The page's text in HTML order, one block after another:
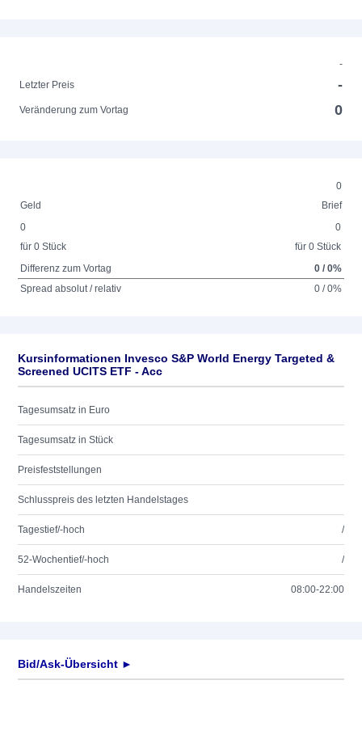
-
Letzter Preis
-
Veränderung zum Vortag 0
0
Geld
Brief
0
für 0 Stück
0
für 0 Stück
Differenz zum Vortag
0 / 0%
Spread absolut / relativ
0 / 0%
Kursinformationen Invesco S&P World Energy Targeted &
Screened UCITS ETF - Acc
Tagesumsatz in Euro
Tagesumsatz in Stück
Preisfeststellungen
Schlusspreis des letzten Handelstages
Tagestief/-hoch /
52-Wochentief/-hoch /
Handelszeiten 08:00-22:00
Bid/Ask-Übersicht ►